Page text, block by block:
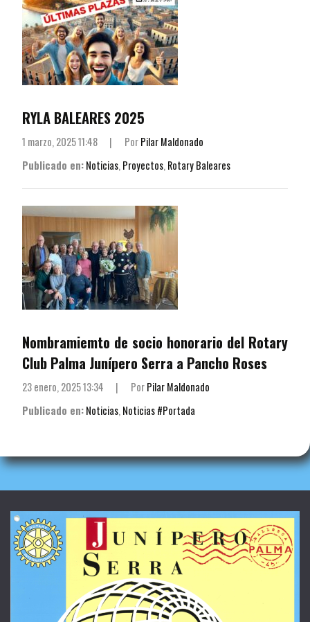
RYLA BALEARES 2025
1 marzo, 2025 11:48 | PorPilar Maldonado
Publicado en:Noticias, Proyectos, Rotary Baleares
Nombramiemto de socio honorario del Rotary
Club Palma Junípero Serra a Pancho Roses
23 enero, 2025 13:34 | PorPilar Maldonado
Publicado en:Noticias,Noticias #Portada